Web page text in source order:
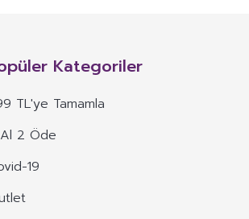
veya ekstraktlarının tek başına veya
ifade eder.
bulunan ifadeler yer alamaz.
ifadeler yer alamaz.
Kategoriler
TL'ye Tamamla
2 Öde
19